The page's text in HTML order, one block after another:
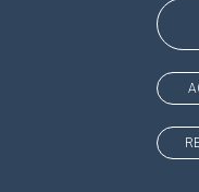
TC/2169/
APURAÇÃO
1574956
PREFEITURA